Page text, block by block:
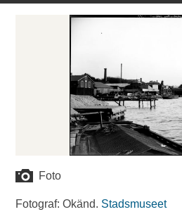
Foto
Fotograf: Okänd. Stadsmuseet